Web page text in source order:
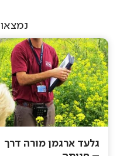
נמצאו
גלעד ארגמן מורה דרך